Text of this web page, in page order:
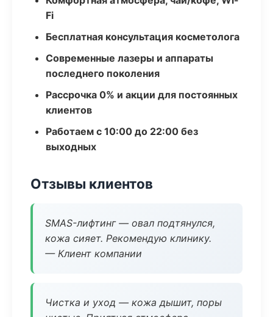
Fi
Бесплатная консультация косметолога
Современные лазеры и аппараты
последнего поколения
Рассрочка 0% и акции для постоянных
клиентов
Работаем с 10:00 до 22:00 без
выходных
Отзывы клиентов
SMAS-лифтинг — овал подтянулся,
кожа сияет. Рекомендую клинику.
— Клиент компании
Чистка и уход — кожа дышит, поры